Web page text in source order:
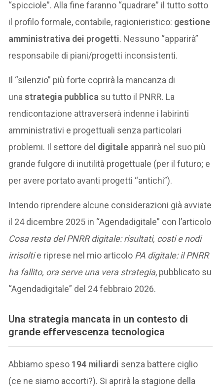
“spicciole”. Alla fine faranno “quadrare” il tutto sotto
il profilo formale, contabile, ragionieristico: gestione
amministrativa dei progetti. Nessuno “apparirà”
responsabile di piani/progetti inconsistenti.
Il “silenzio” più forte coprirà la mancanza di
unastrategia pubblica su tutto il PNRR. La
rendicontazione attraverserà indenne i labirinti
amministrativi e progettuali senza particolari
problemi. Il settore del digitale apparirà nel suo più
grande fulgore di inutilità progettuale (per il futuro; e
per avere portato avanti progetti “antichi”).
Intendo riprendere alcune considerazioni già avviate
il 24 dicembre 2025 in “Agendadigitale” con l’articolo
Cosa resta del PNRR digitale: risultati, costi e nodi
irrisoltie riprese nel mio articolo PA digitale: il PNRR
ha fallito, ora serve una vera strategia, pubblicato su
“Agendadigitale” del 24 febbraio 2026.
Una strategia mancata in un contesto di
grande effervescenza tecnologica
Abbiamo speso 194 miliardi senza battere ciglio
(ce ne siamo accorti?). Si aprirà la stagione della